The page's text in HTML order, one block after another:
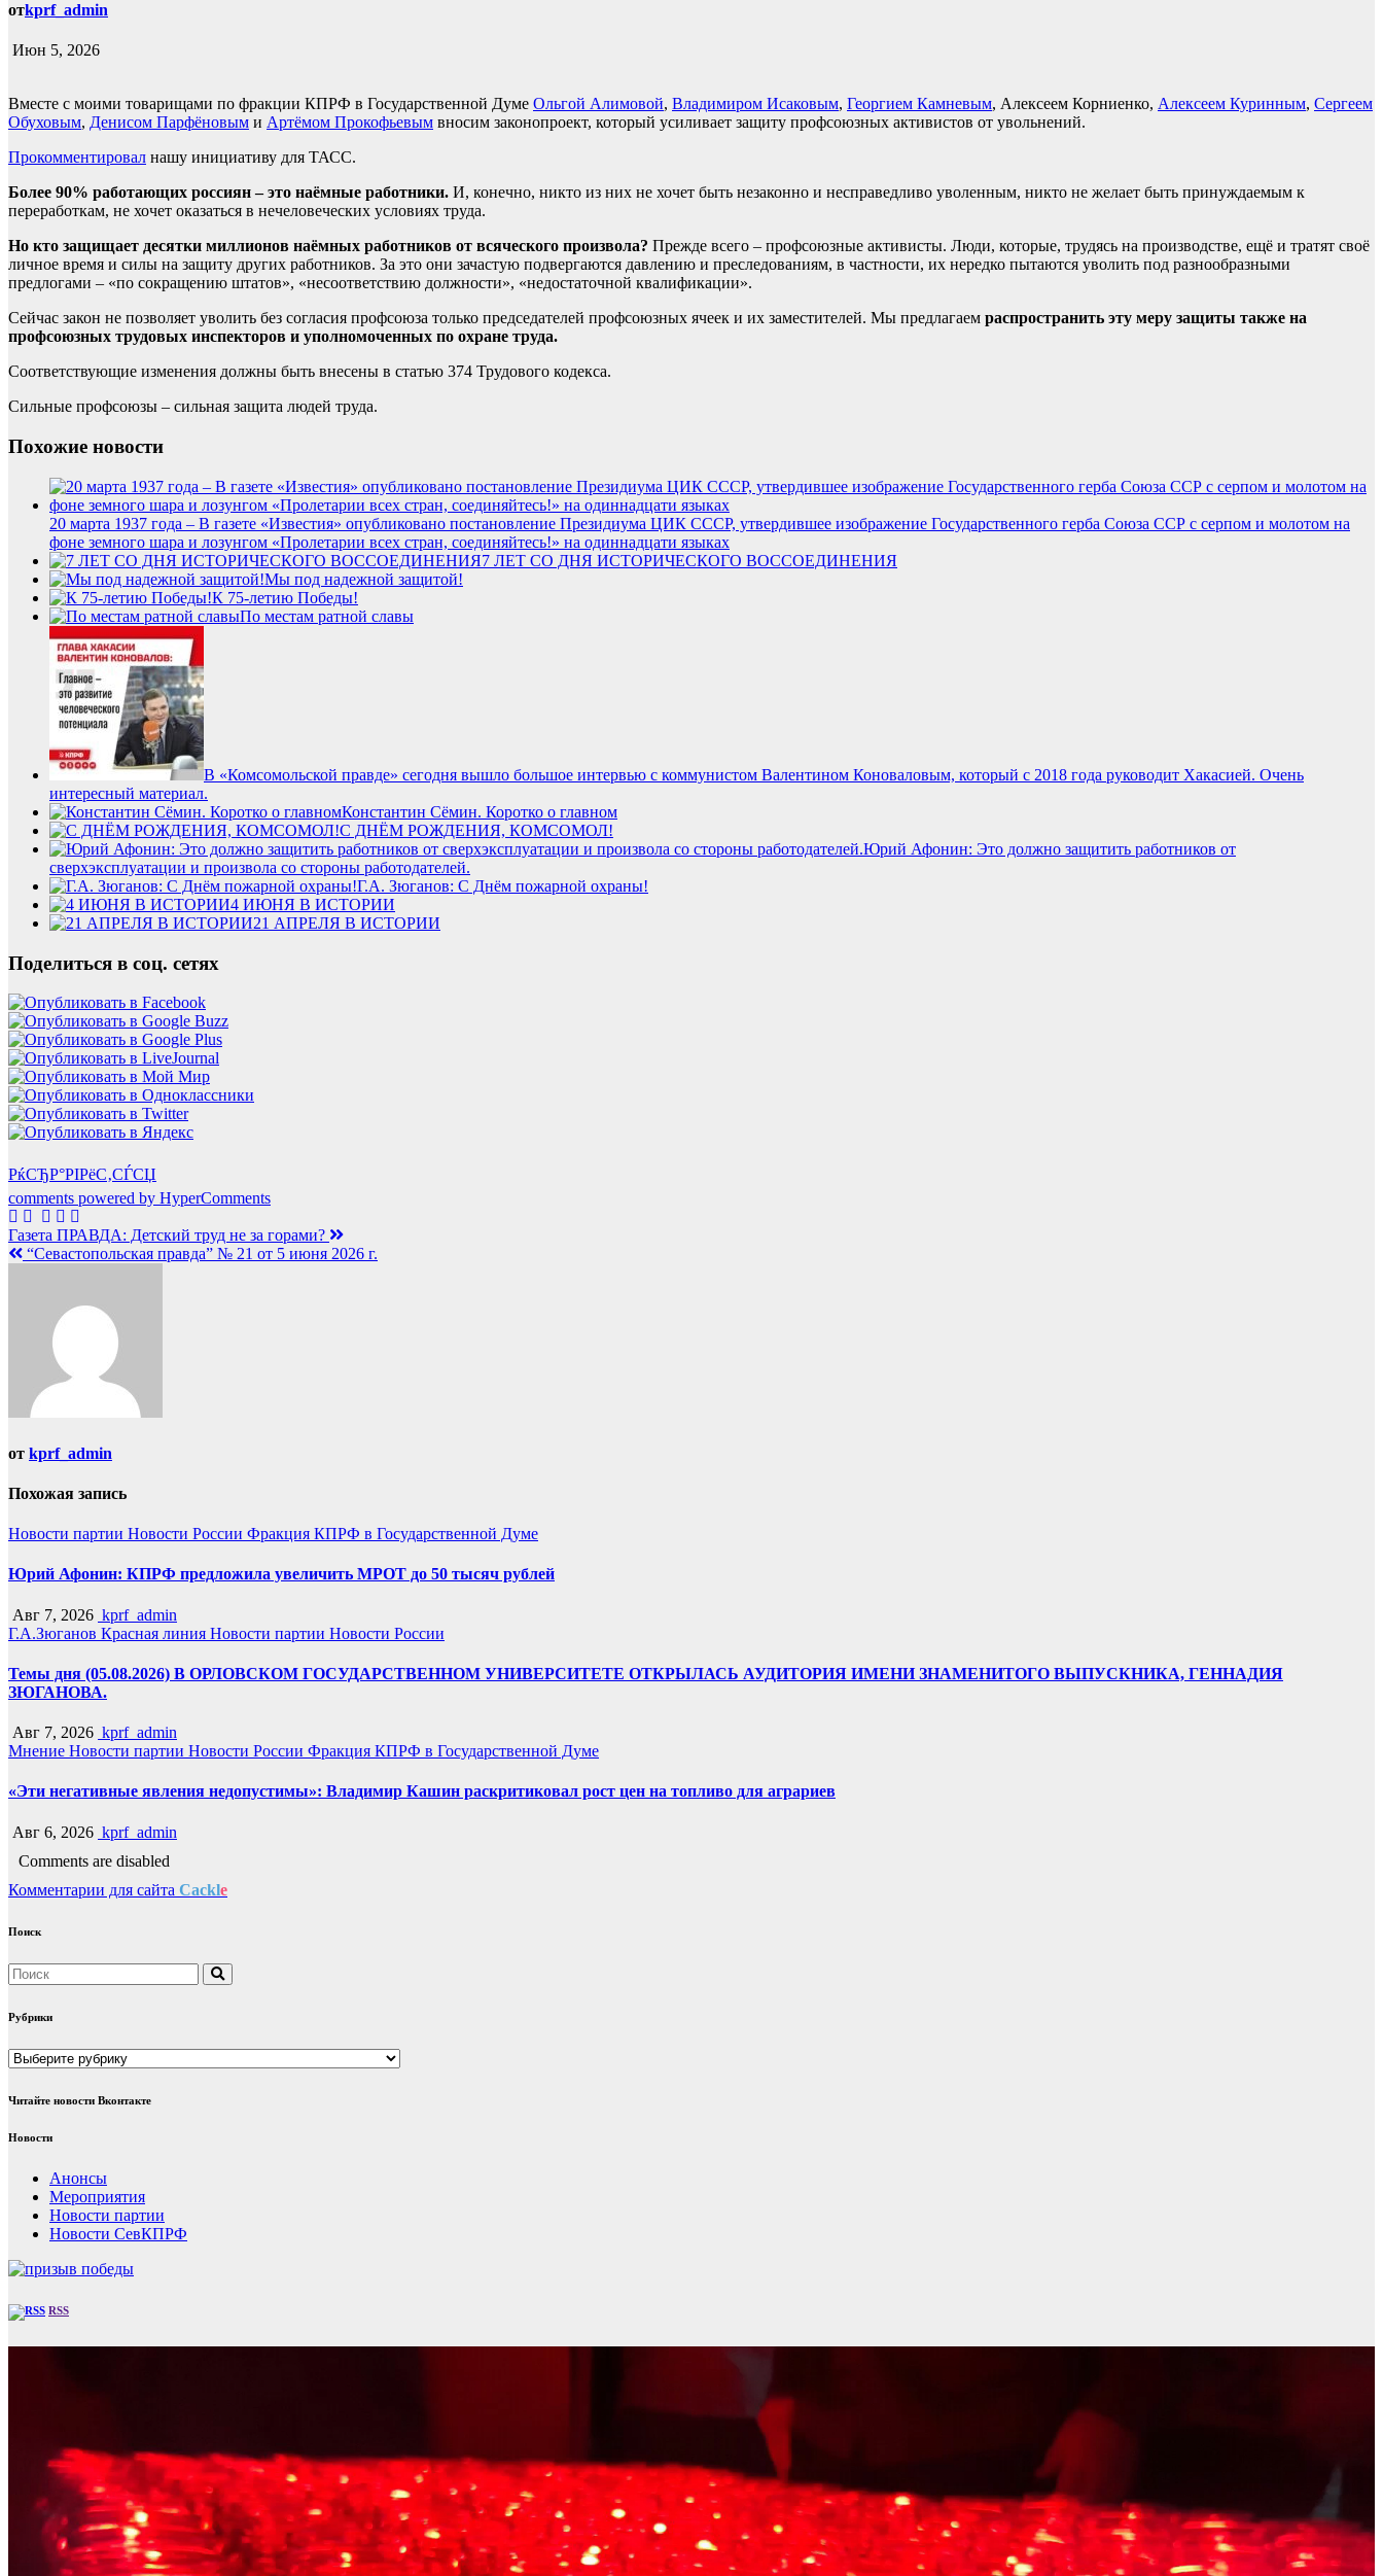
отkprf_admin
Июн 5, 2026
Вместе с моими товарищами по фракции КПРФ в Государственной Думе Ольгой Алимовой, Владимиром Исаковым, Георгием Камневым, Алексеем Корниенко, Алексеем Куринным, Сергеем
Обуховым, Денисом Парфёновым и Артёмом Прокофьевым вносим законопроект, который усиливает защиту профсоюзных активистов от увольнений.
Прокомментировал нашу инициативу для ТАСС.
Более 90% работающих россиян – это наёмные работники. И, конечно, никто из них не хочет быть незаконно и несправедливо уволенным, никто не желает быть принуждаемым к
переработкам, не хочет оказаться в нечеловеческих условиях труда.
Но кто защищает десятки миллионов наёмных работников от всяческого произвола? Прежде всего – профсоюзные активисты. Люди, которые, трудясь на производстве, ещё и тратят своё
личное время и силы на защиту других работников. За это они зачастую подвергаются давлению и преследованиям, в частности, их нередко пытаются уволить под разнообразными
предлогами – «по сокращению штатов», «несоответствию должности», «недостаточной квалификации».
Сейчас закон не позволяет уволить без согласия профсоюза только председателей профсоюзных ячеек и их заместителей. Мы предлагаем распространить эту меру защиты также на
профсоюзных трудовых инспекторов и уполномоченных по охране труда.
Соответствующие изменения должны быть внесены в статью 374 Трудового кодекса.
Сильные профсоюзы – сильная защита людей труда.
Похожие новости
20 марта 1937 года – В газете «Известия» опубликовано постановление Президиума ЦИК СССР, утвердившее изображение Государственного герба Союза ССР с серпом и молотом на
фоне земного шара и лозунгом «Пролетарии всех стран, соединяйтесь!» на одиннадцати языках
7 ЛЕТ СО ДНЯ ИСТОРИЧЕСКОГО ВОССОЕДИНЕНИЯ
Мы под надежной защитой!
К 75-летию Победы!
По местам ратной славы
В «Комсомольской правде» сегодня вышло большое интервью с коммунистом Валентином Коноваловым, который с 2018 года руководит Хакасией. Очень
интересный материал.
Константин Сёмин. Коротко о главном
С ДНЁМ РОЖДЕНИЯ, КОМСОМОЛ!
Юрий Афонин: Это должно защитить работников от
сверхэксплуатации и произвола со стороны работодателей.
Г.А. Зюганов: С Днём пожарной охраны!
4 ИЮНЯ В ИСТОРИИ
21 АПРЕЛЯ В ИСТОРИИ
Поделиться в соц. сетях
РќСЂР°РІРёС‚СЃСЏ
comments powered by HyperComments
Навигация
по
Газета ПРАВДА: Детский труд не за горами?
“Севастопольская правда” № 21 от 5 июня 2026 г.
от kprf_admin
Похожая запись
Новости партии Новости России Фракция КПРФ в Государственной Думе
Юрий Афонин: КПРФ предложила увеличить МРОТ до 50 тысяч рублей
Авг 7, 2026 kprf_admin
Г.А.Зюганов Красная линия Новости партии Новости России
Темы дня (05.08.2026) В ОРЛОВСКОМ ГОСУДАРСТВЕННОМ УНИВЕРСИТЕТЕ ОТКРЫЛАСЬ АУДИТОРИЯ ИМЕНИ ЗНАМЕНИТОГО ВЫПУСКНИКА, ГЕННАДИЯ
ЗЮГАНОВА.
Авг 7, 2026 kprf_admin
Мнение Новости партии Новости России Фракция КПРФ в Государственной Думе
«Эти негативные явления недопустимы»: Владимир Кашин раскритиковал рост цен на топливо для аграриев
Авг 6, 2026 kprf_admin
Comments are disabled
Комментарии для сайта Cackle
Поиск
Рубрики
Рубрики
Читайте новости Вконтакте
Новости
Анонсы
Мероприятия
Новости партии
Новости СевКПРФ
RSS